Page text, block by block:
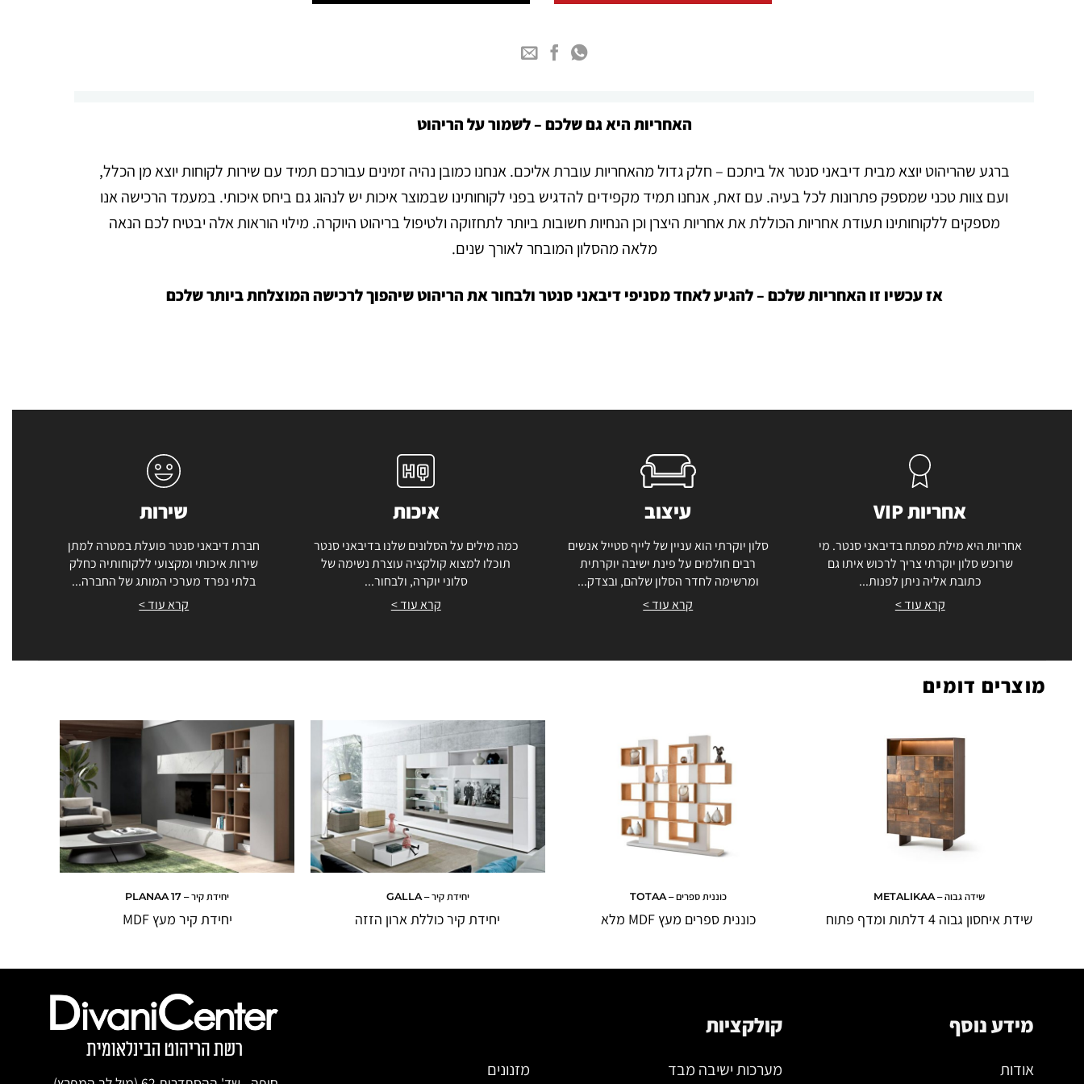
האחריות היא גם שלכם – לשמור על הריהוט
ברגעשהריהוט יוצא מבית דיבאני סנטר אל ביתכם – חלק גדול מהאחריות עוברת אליכם. אנחנו כמובן נהיה זמינים עבורכם תמיד עם שירות לקוחות יוצא מן הכלל,
ועם צוות טכני שמספק פתרונות לכל בעיה. עם זאת, אנחנו תמיד מקפידים להדגיש בפני לקוחותינו שבמוצר איכות יש לנהוג גם ביחס איכותי. במעמד הרכישה אנו
מספקים ללקוחותינו תעודת אחריות הכוללת את אחריות היצרן וכן הנחיות חשובות ביותר לתחזוקה ולטיפולבריהוט היוקרה. מילוי הוראות אלה יבטיח לכם הנאה
מלאה מהסלון המובחר לאורך שנים.
אז עכשיו זו האחריות שלכם – להגיע לאחד מסניפי דיבאני סנטר ולבחור אתהריהוטשיהפוך לרכישה המוצלחת ביותר שלכם
אחריות VIP
אחריות היא מילת מפתח בדיבאני סנטר. מי
שרוכש סלון יוקרתי צריך לרכוש איתו גם
כתובת אליה ניתן לפנות...
קרא עוד >
עיצוב
סלון יוקרתי הוא עניין של לייף סטייל אנשים
רבים חולמים על פינת ישיבה יוקרתית
ומרשימה לחדר הסלון שלהם, ובצדק...
קרא עוד >
איכות
כמה מילים על הסלונים שלנו בדיבאני סנטר
תוכלו למצוא קולקציה עוצרת נשימה של
סלוני יוקרה, ולבחור...
קרא עוד >
שירות
חברת דיבאני סנטר פועלת במטרה למתן
שירות איכותי ומקצועי ללקוחותיה כחלק
בלתי נפרד מערכי המותג של החברה...
קרא עוד >
מוצרים דומים
שידה גבוה – METALIKAA
שידת איחסון גבוה 4 דלתות ומדף פתוח
כוננית ספרים – TOTAA
כוננית ספרים מעץ MDF מלא
יחידת קיר – GALLA
יחידת קיר כוללת ארון הזזה
יחידת קיר – PLANAA 17
יחידת קיר מעץ MDF
מידע נוסף
אודות
קולקציות
מערכות ישיבה מבד מזנונים